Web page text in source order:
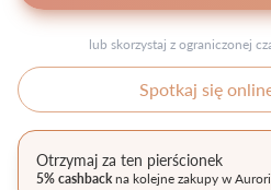
lub skorzystaj z ograniczonej
Spotkaj się
Otrzymaj za ten pierścionek
5% cashbackna kolejne zakupy w